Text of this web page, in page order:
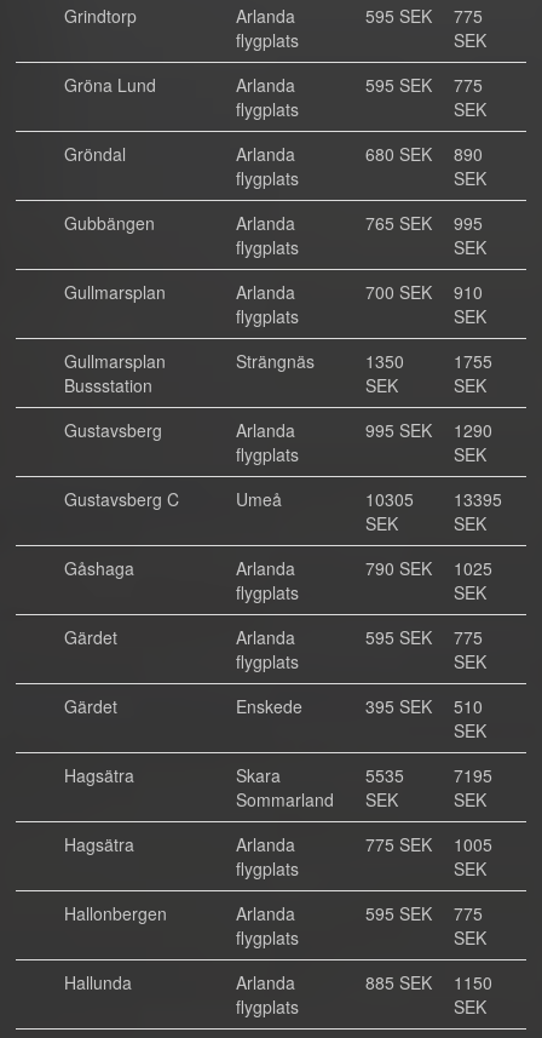
Grindtorp
Arlanda
flygplats
595 SEK
775
SEK
Gröna Lund
Arlanda
flygplats
595 SEK
775
SEK
Gröndal
Arlanda
flygplats
680 SEK
890
SEK
Gubbängen
Arlanda
flygplats
765 SEK
995
SEK
Gullmarsplan
Arlanda
flygplats
700 SEK
910
SEK
Gullmarsplan
Bussstation
Strängnäs
1350
SEK
1755
SEK
Gustavsberg
Arlanda
flygplats
995 SEK
1290
SEK
Gustavsberg C
Umeå
10305
SEK
13395
SEK
Gåshaga
Arlanda
flygplats
790 SEK
1025
SEK
Gärdet
Arlanda
flygplats
595 SEK
775
SEK
Gärdet
Enskede 395 SEK
510
SEK
Hagsätra
Skara
Sommarland
5535
SEK
7195
SEK
Hagsätra
Arlanda
flygplats
775 SEK
1005
SEK
Hallonbergen
Arlanda
flygplats
595 SEK
775
SEK
Hallunda
Arlanda
flygplats
885 SEK
1150
SEK